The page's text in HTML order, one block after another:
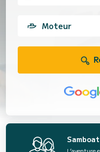
Moteur
L’aventure